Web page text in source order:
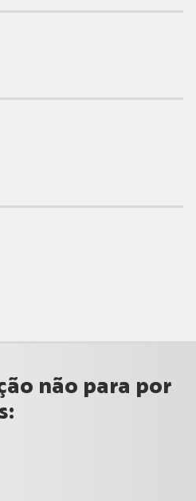
não para por